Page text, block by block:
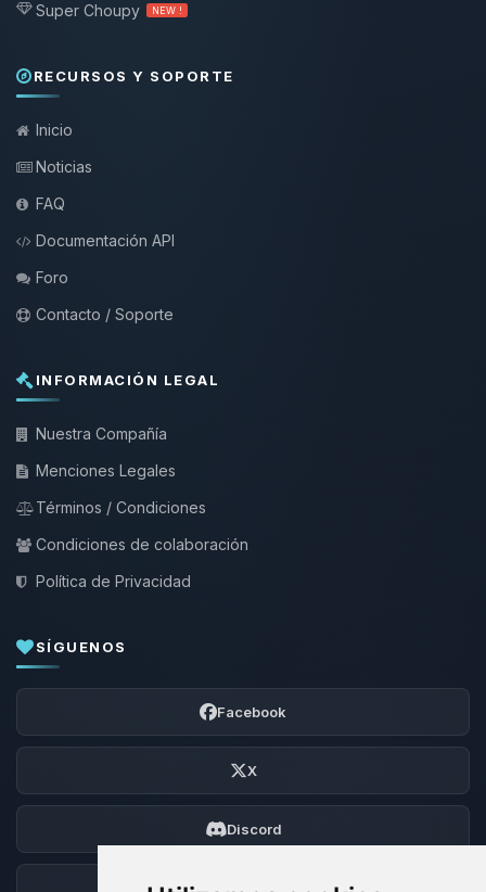
Super Choupy NEW !
RECURSOS Y SOPORTE
Inicio
Noticias
FAQ
Documentación API
Foro
Contacto / Soporte
INFORMACIÓN LEGAL
Nuestra Compañía
Menciones Legales
Términos / Condiciones
Condiciones de colaboración
Política de Privacidad
SÍGUENOS
Facebook
X
Discord
Foro